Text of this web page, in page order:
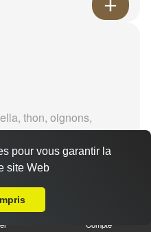
thon, oignons,
Compte
pour vous garantir la
site Web